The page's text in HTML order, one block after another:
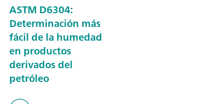
ASTM D6304:
Determinación más
fácil de la humedad
en productos
derivados del
petróleo